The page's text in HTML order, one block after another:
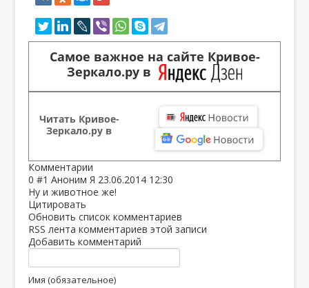
Самое важное на сайте Кривое-
Зеркало.ру в
Читать Кривое-
Зеркало.ру в
Комментарии
0 #1 Аноним Я 23.06.2014 12:30
Ну и животное же!
Цитировать
Обновить список комментариев
RSS лента комментариев этой записи
Добавить комментарий
Имя (обязательное)